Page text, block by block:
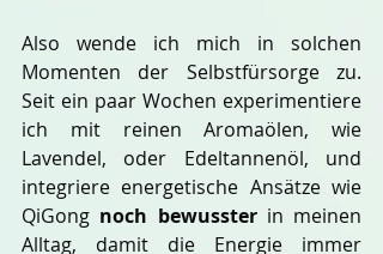
Also wende ich mich in solchen
Momenten der Selbstfürsorge zu.
Seit ein paar Wochen experimentiere
ich mit reinen Aromaölen, wie
Lavendel, oder Edeltannenöl, und
integriere energetische Ansätze wie
QiGong noch bewusster in meinen
Alltag, damit die Energie immer